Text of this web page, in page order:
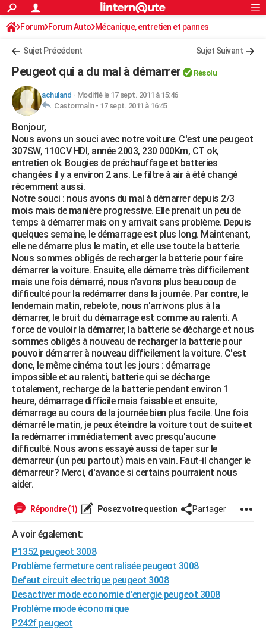
ACTUALITÉS
Politique
Société
Faits Divers
Education
Monde
Villes
+
FINANCE
Retraite
Impôts
Epargne
Immobilier
Risques naturels par ville
Banque
Assurance
Crédit
AUTO
Essais
Réserver un essai
Citadines
Berlines
SUV
Forum auto
+HIGH-TECH
Mobiles
Meilleur smartphone
Internet
Ordinateurs
Jeux vidéo
Guide high-tech
+BRICOLAGE
Forum
Aménagement intérieur
Extérieur
Cuisine
Salle de bains
Jardinage
Rangement
WEEK-END
Guides de France
Escapades
Patrimoine
Expositions
Musées
Week-end nature
LIFESTYLE
Art de vivre
Bien-être
Loisirs
Modes de vie
SANTE
Alimentation
Guide de la santé
Maladies
Médicaments
Sommeil
VOYAGE
Destinations
City break
Voyage nature
Voyage de noces
Forum
Climat
+PHOTO
GUIDES D'ACHAT
BONS PLANS
CARTE DE VOEUX
Carte de Noël
Carte Bonne année
Carte Saint-Valentin
Carte Pâques
Carte d'anniversaire
DICTIONNAIRE
Dictionnaire
Biographies
Citations
Expressions
Proverbes
PROGRAMME TV
COPAINS D'AVANT
S'inscrire
Se connecter
Lycées
Collèges
Primaires
Universités
Entreprises
Service militaire
Avis de recherche
AVIS DE DÉCÈS
FORUM
Rechercher
S'inscrire
Connexion
Forum Forum Auto Mécanique, entretien et pannes
Sujet Précédent Sujet Suivant
Peugeot qui a du mal à démarrer Résolu
achuland - Modifié le 17 sept. 2011 à 15:46
Castormalin - 17 sept. 2011 à 16:45
Bonjour,
Nous avons un souci avec notre voiture. C'est une peugeot
307SW, 110CV HDI, année 2003, 230 000Km, CT ok,
entretien ok. Bougies de préchauffage et batteries
changées il y a environ 2 ans. Le filtre à air à été changé
récemment aussi.
Notre souci : nous avons du mal à démarrer depuis 2/3
mois mais de manière progressive. Elle prenait un peu de
temps à démarrer mais on y arrivait sans problème. Depuis
quelques semaine, le démarrage est plus long. Maintenant,
elle ne démarre plus le matin, et elle use toute la batterie.
Nous sommes obligés de recharger la batterie pour faire
démarrer la voiture. Ensuite, elle démarre très difficilement
mais une fois démarré, nous n'avons plus beaucoup de
difficulté pour la redémarrer dans la journée. Par contre, le
lendemain matin, rebelote, nous n'arrivons plus à la
démarrer, le bruit du démarrage est comme au ralenti. A
force de vouloir la démarrer, la batterie se décharge et nous
sommes obligés à nouveau de recharger la batterie pour
pouvoir démarrer à nouveau difficilement la voiture. C'est
donc, le même cinéma tout les jours : démarrage
impossible et au ralenti, batterie qui se décharge
totalement, recharge de la batterie pendant environ 1
heure, démarrage difficile mais faisable et ensuite,
démarrage au cours de la journée bien plus facile. Une fois
démarré le matin, je peux éteindre la voiture tout de suite et
la redémarrer immédiatement avec presqu'aucune
difficulté. Nous avons essayé aussi de taper sur le
démarreur (un peu partout) mais en vain. Faut-il changer le
démarreur? Merci, d'avance si certains pourraient nous
aider.
Répondre (1) Posez votre question Partager
A voir également:
P1352 peugeot 3008
Problème fermeture centralisée peugeot 3008
Defaut circuit electrique peugeot 3008
Desactiver mode economie d'energie peugeot 3008
Problème mode économique
P242f peugeot